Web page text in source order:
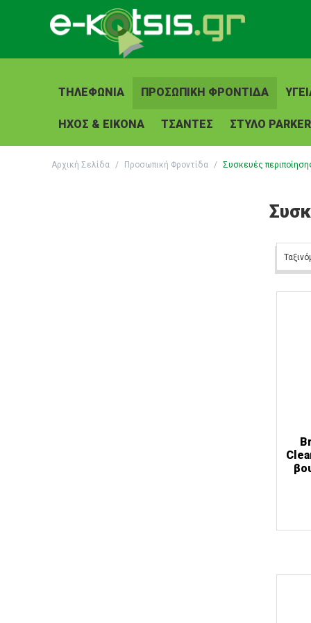
ΤΗΛΕΦΩΝΊΑ ΠΡΟΣΩΠΙΚΉ ΦΡΟΝΤΊΔΑ
ΉΧΟΣ & ΕΙΚΌΝΑ ΤΣΆΝΤΕΣ ΣΤΥΛΟ PARKER
Αρχική Σελίδα / Προσωπική Φροντίδα / Συσκευές